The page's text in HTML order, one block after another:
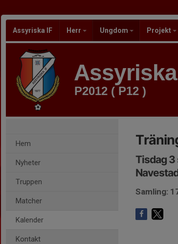
Assyriska IF Herr Ungdom Projekt
P2012 ( P12 )
Hem
Nyheter
Truppen
Matcher
Kalender
Kontakt
Tisdag 3
Samling: